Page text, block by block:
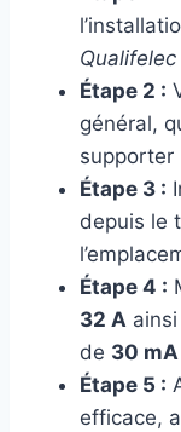
Qualifelec
Étape 2 :
général,
supporter
Étape 3 :
depuis le
Étape 4 :
32 A
de 30 mA
Étape 5 :
efficace,